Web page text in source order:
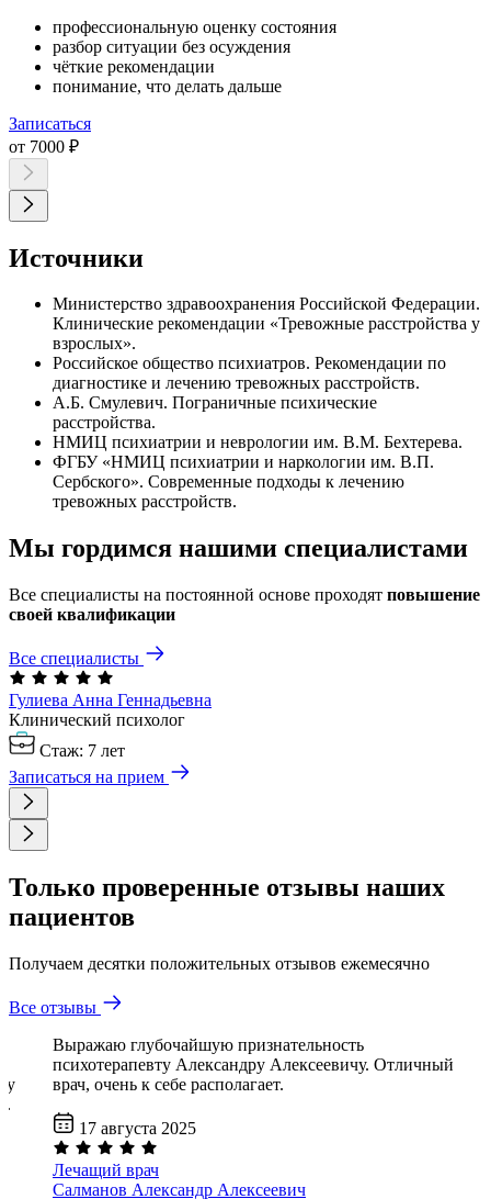
профессиональную оценку состояния
разбор ситуации без осуждения
чёткие рекомендации
понимание, что делать дальше
Записаться
от 7000 ₽
Источники
Министерство здравоохранения Российской Федерации.
Клинические рекомендации «Тревожные расстройства у
взрослых».
Российское общество психиатров. Рекомендации по
диагностике и лечению тревожных расстройств.
А.Б. Смулевич. Пограничные психические
расстройства.
НМИЦ психиатрии и неврологии им. В.М. Бехтерева.
ФГБУ «НМИЦ психиатрии и наркологии им. В.П.
Сербского». Современные подходы к лечению
тревожных расстройств.
Мы гордимся нашими специалистами
Все специалисты на постоянной основе проходят повышение
своей квалификации
Все специалисты
Гулиева Анна Геннадьевна
Клинический психолог
Стаж: 7 лет
Записаться на прием
Только проверенные отзывы наших
пациентов
Получаем десятки положительных отзывов ежемесячно
Все отзывы
Выражаю глубочайшую признательность
психотерапевту Александру Алексеевичу. Отличный
врач, очень к себе располагает.
17 августа 2025
Лечащий врач
Салманов Александр Алексеевич